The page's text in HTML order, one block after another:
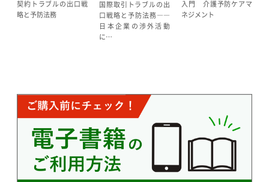
契約トラブルの出口戦
略と予防法務
国際取引トラブルの出
口戦略と予防法務――
日本企業の渉外活動
に…
入門 介護予防ケアマ
ネジメント